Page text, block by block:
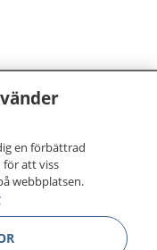
och vård
information om
kan kontakta.
göra dina
1177 för
en förbättrad
för att viss
webbplatsen.